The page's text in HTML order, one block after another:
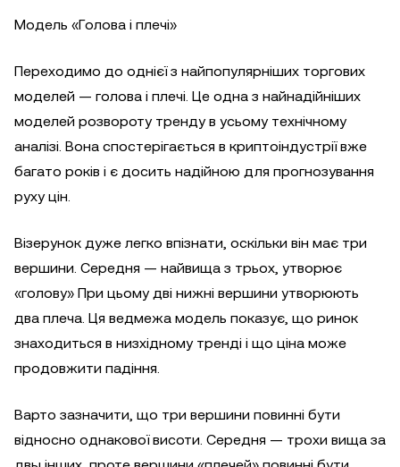
Модель «Голова і плечі»
Переходимо до однієї з найпопулярніших торгових
моделей — голова і плечі. Це одна з найнадійніших
моделей розвороту тренду в усьому технічному
аналізі. Вона спостерігається в криптоіндустрії вже
багато років і є досить надійною для прогнозування
руху цін.
Візерунок дуже легко впізнати, оскільки він має три
вершини. Середня — найвища з трьох, утворює
«голову» При цьому дві нижні вершини утворюють
два плеча. Ця ведмежа модель показує, що ринок
знаходиться в низхідному тренді і що ціна може
продовжити падіння.
Варто зазначити, що три вершини повинні бути
відносно однакової висоти. Середня — трохи вища за